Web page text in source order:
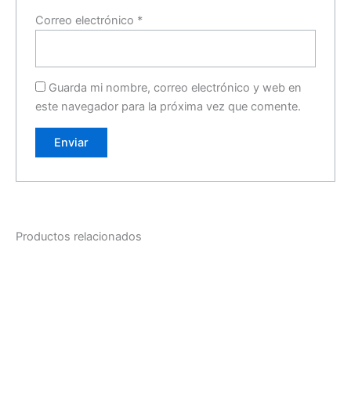
Correo electrónico *
Guarda mi nombre, correo electrónico y web en
este navegador para la próxima vez que comente.
Productos relacionados